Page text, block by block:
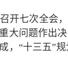
开七次全会
大问题作出
，“十三五”